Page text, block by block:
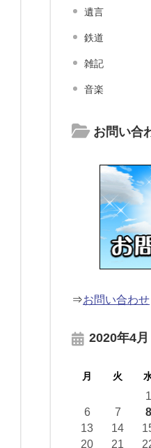
遺言
鉄道
雑記
音楽
お問い合
⇒お問い合わせ
2020年4月
月 火
1
6
7 8
13
14
20
21